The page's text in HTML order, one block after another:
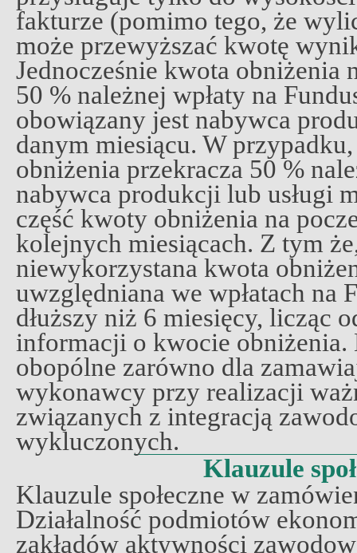
fakturze (pomimo tego, że
może przewyższać kwotę
Jednocześnie kwota obniżenia
50 % należnej wpłaty na
obowiązany jest nabywca
danym miesiącu. W
obniżenia przekracza 50 %
nabywca produkcji lub usługi
część kwoty obniżenia na
kolejnych miesiącach. Z tym
niewykorzystana kwota
uwzględniana we wpłatach na
dłuższy niż 6 miesięcy, licząc
informacji o kwocie obniżenia.
obopólne zarówno dla
wykonawcy przy realizacji
związanych z integracją
wykluczonych.
Klauzule
Klauzule społeczne w
Działalność podmiotów
zakładów aktywności